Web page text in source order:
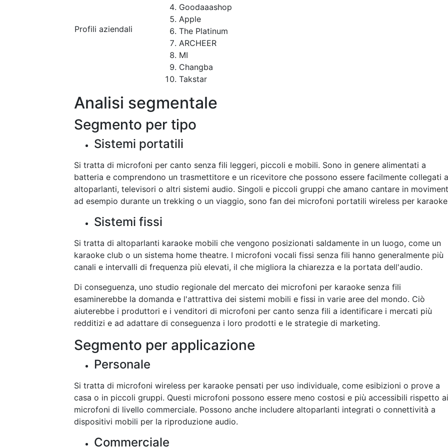
Profili aziendali
Goodaaashop
Apple
The Platinum
ARCHEER
MI
Changba
Takstar
Analisi segmentale
Segmento per tipo
Sistemi portatili
Si tratta di microfoni per canto senza fili leggeri, piccoli e mobili. Sono in genere alimentati a
batteria e comprendono un trasmettitore e un ricevitore che possono essere facilmente collegati
altoparlanti, televisori o altri sistemi audio. Singoli e piccoli gruppi che amano cantare in
ad esempio durante un trekking o un viaggio, sono fan dei microfoni portatili wireless per
Sistemi fissi
Si tratta di altoparlanti karaoke mobili che vengono posizionati saldamente in un luogo, come un
karaoke club o un sistema home theatre. I microfoni vocali fissi senza fili hanno generalmente più
canali e intervalli di frequenza più elevati, il che migliora la chiarezza e la portata dell'audio.
Di conseguenza, uno studio regionale del mercato dei microfoni per karaoke senza fili
esaminerebbe la domanda e l'attrattiva dei sistemi mobili e fissi in varie aree del mondo. Ciò
aiuterebbe i produttori e i venditori di microfoni per canto senza fili a identificare i mercati più
redditizi e ad adattare di conseguenza i loro prodotti e le strategie di marketing.
Segmento per applicazione
Personale
Si tratta di microfoni wireless per karaoke pensati per uso individuale, come esibizioni o prove a
casa o in piccoli gruppi. Questi microfoni possono essere meno costosi e più accessibili rispetto ai
microfoni di livello commerciale. Possono anche includere altoparlanti integrati o connettività a
dispositivi mobili per la riproduzione audio.
Commerciale